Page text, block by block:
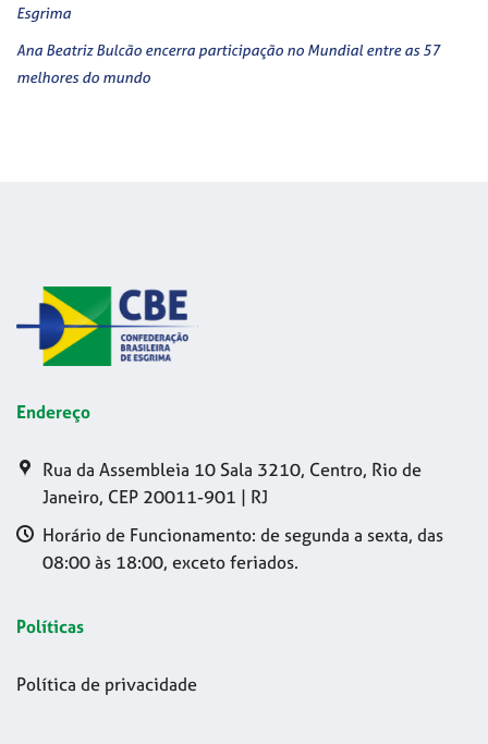
Esgrima
Ana Beatriz Bulcão encerra participação no Mundial entre as 57
melhores do mundo
Endereço
Rua da Assembleia 10 Sala 3210, Centro, Rio de
Janeiro, CEP 20011-901 | RJ
Horário de Funcionamento: de segunda a sexta, das
08:00 às 18:00, exceto feriados.
Políticas
Política de privacidade